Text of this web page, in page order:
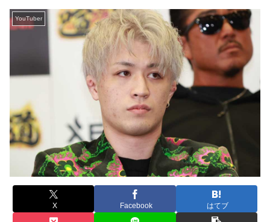
YouTuber
X Facebook はてブ